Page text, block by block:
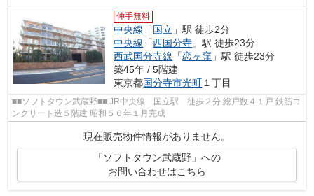
仲手無料
中央線 「国立 」駅 徒歩2分
中央線 「西国分寺 」駅 徒歩23分
西武国分寺線 「恋ヶ窪 」駅 徒歩23分
築45年 / 5階建
東京都国分寺市光町 １丁目
■■ソフトタウン武蔵野■■ JR中央線 国立駅 徒歩２分 総戸数４１戸 鉄筋コ
ンクリート造５階建 昭和５６年１月完成
現在販売物件情報がありません。
「ソフトタウン武蔵野」への
お問い合わせはこちら